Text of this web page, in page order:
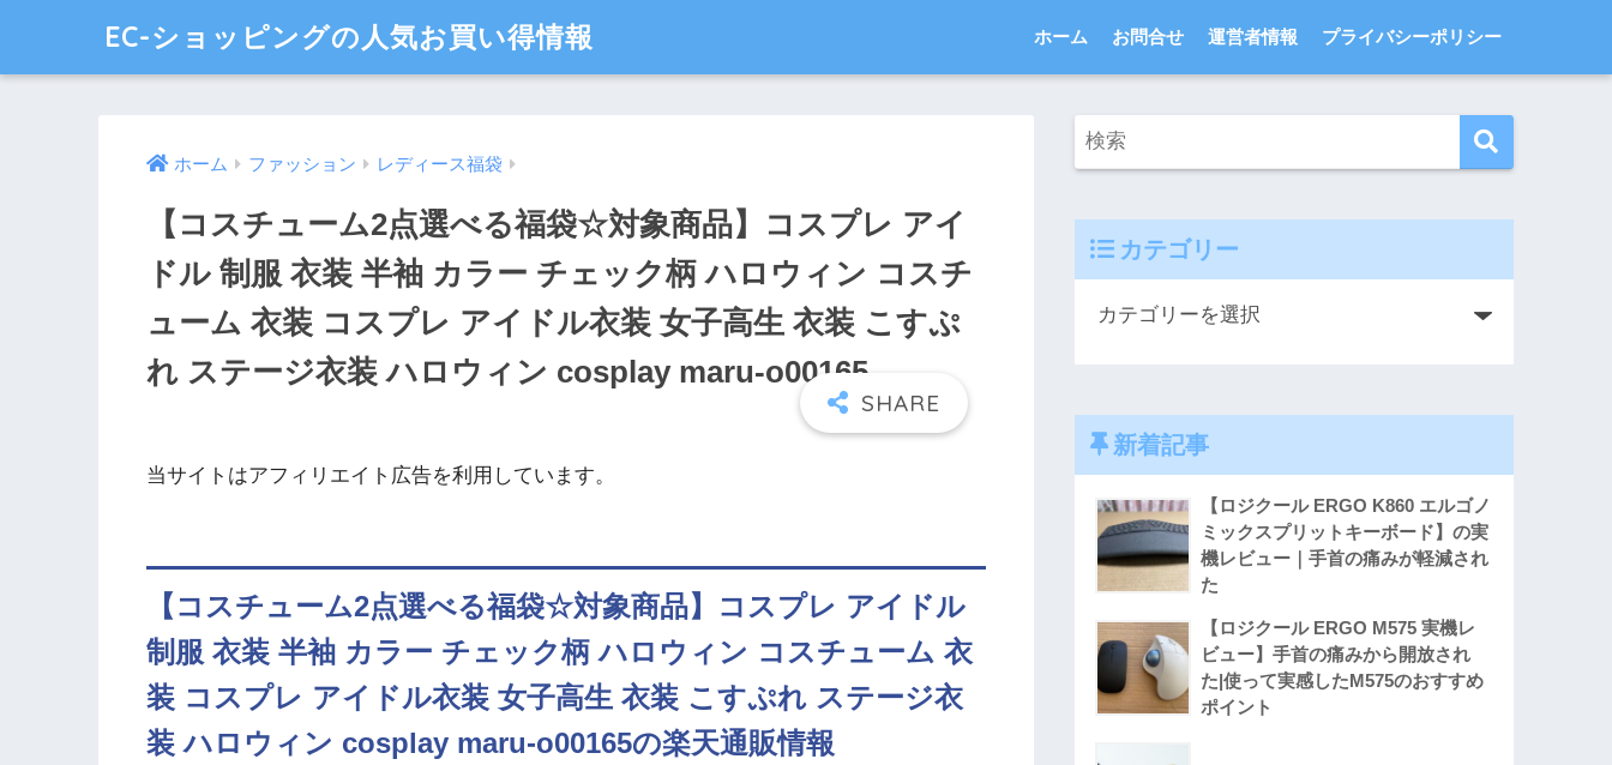
EC-ショッピングの人気お買い得情報 ホーム お問合せ 運営者情報 プライバシーポリシー
ホーム ファッション レディース福袋
【コスチューム2点選べる福袋☆対象商品】コスプレ アイ
ドル 制服 衣装 半袖 カラー チェック柄 ハロウィン コスチ
ューム 衣装 コスプレ アイドル衣装 女子高生 衣装 こすぷ
れ ステージ衣装 ハロウィン cosplay maru-o00165
当サイトはアフィリエイト広告を利用しています。
【コスチューム2点選べる福袋☆対象商品】コスプレ アイドル
制服 衣装 半袖 カラー チェック柄 ハロウィン コスチューム 衣
装 コスプレ アイドル衣装 女子高生 衣装 こすぷれ ステージ衣
装 ハロウィン cosplay maru-o00165の楽天通販情報
カテゴリー
新着記事
【ロジクール ERGO K860 エルゴノ
ミックスプリットキーボード】の実
機レビュー｜手首の痛みが軽減され
た
【ロジクール ERGO M575 実機レ
ビュー】手首の痛みから開放され
た|使って実感したM575のおすすめ
ポイント